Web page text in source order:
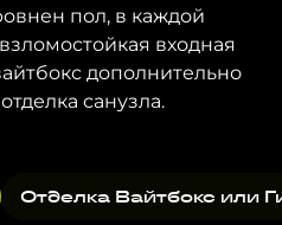
пол, в каждой
входная
дополнительно
санузла.
Отделка Вайтбокс или